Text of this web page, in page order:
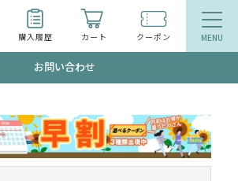
購入履歴 カート クーポン
食品
レスを完全リセッ
お問い合わせ